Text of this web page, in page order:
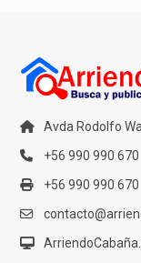
Avda Rodolfo
+56 990 990 670
+56 990 990 670